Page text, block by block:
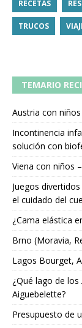
RECETAS
TRUCOS
TEMARIO
Austria con
Incontinencia
solución con
Viena con niños
Juegos
el cuidado del
¿Cama elástica
Brno (Moravia,
Lagos Bourget,
¿Qué lago de
Aiguebelette?
Presupuesto de